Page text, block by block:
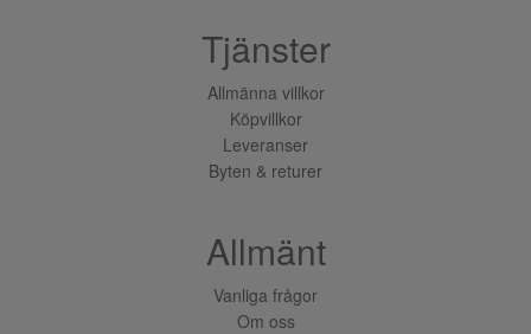
Tjänster
Allmänna villkor
Köpvillkor
Leveranser
Byten & returer
Allmänt
Vanliga frågor
Om oss